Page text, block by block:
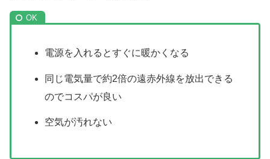
電源を入れるとすぐに暖かくなる
同じ電気量で約2倍の遠赤外線を放出できる
のでコスパが良い
空気が汚れない